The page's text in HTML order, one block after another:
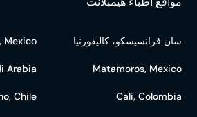
سان فرانسيسكو، كاليفورنيا Mexico
Matamoros, Mexico
Arabia
Cali, Colombia
Chile